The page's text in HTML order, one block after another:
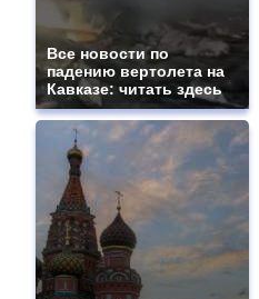
Все новости по
падению вертолета на
Кавказе: читать здесь